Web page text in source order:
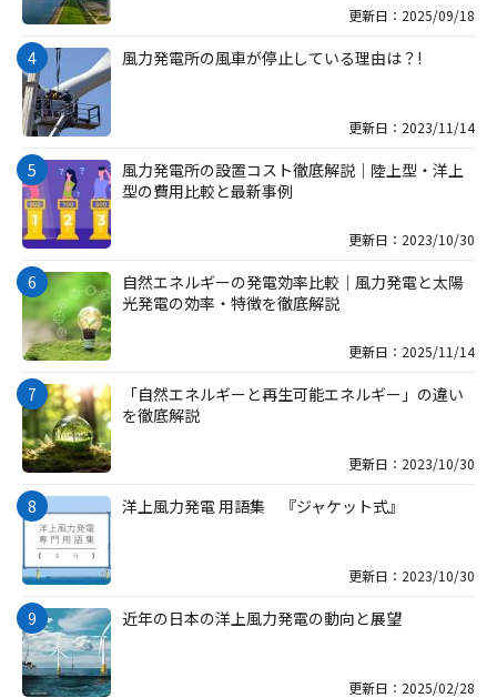
更新日：2025/09/18
風力発電所の風車が停止している理由は？!
更新日：2023/11/14
風力発電所の設置コスト徹底解説｜陸上型・洋上
型の費用比較と最新事例
更新日：2023/10/30
自然エネルギーの発電効率比較｜風力発電と太陽
光発電の効率・特徴を徹底解説
更新日：2025/11/14
「自然エネルギーと再生可能エネルギー」の違い
を徹底解説
更新日：2023/10/30
洋上風力発電 用語集 『ジャケット式』
更新日：2023/10/30
近年の日本の洋上風力発電の動向と展望
更新日：2025/02/28